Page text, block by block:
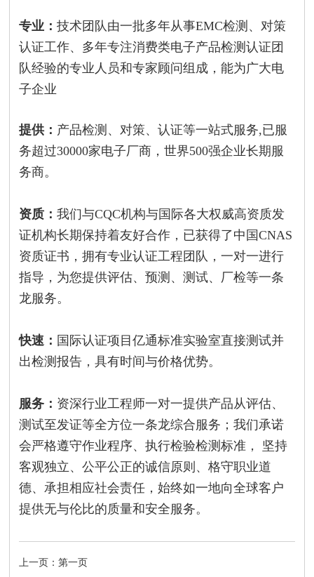
专业：技术团队由一批多年从事EMC检测、对策
认证工作、多年专注消费类电子产品检测认证团
队经验的专业人员和专家顾问组成，能为广大电
子企业
提供： 产品检测、对策、认证等一站式服务,已服
务超过30000家电子厂商，世界500强企业长期服
务商。
资质：我们与CQC机构与国际各大权威高资质发
证机构长期保持着友好合作，已获得了中国CNAS
资质证书，拥有专业认证工程团队，一对一进行
指导，为您提供评估、预测、测试、厂检等一条
龙服务。
快速： 国际认证项目亿通标准实验室直接测试并
出检测报告，具有时间与价格优势。
服务： 资深行业工程师一对一提供产品从评估、
测试至发证等全方位一条龙综合服务；我们承诺
会严格遵守作业程序、执行检验检测标准， 坚持
客观独立、公平公正的诚信原则、格守职业道
德、承担相应社会责任，始终如一地向全球客户
提供无与伦比的质量和安全服务。
上一页：第一页